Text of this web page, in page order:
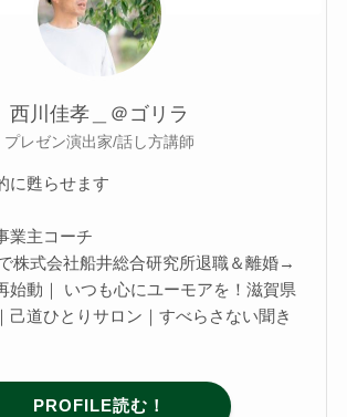
西川佳孝＿＠ゴリラ
プレゼン演出家/話し方講師
に甦らせます
業主コーチ
株式会社船井総合研究所退職＆離婚→
始動｜ いつも心にユーモアを！滋賀県
己道ひとりサロン｜すべらさない聞き
PROFILE読む！